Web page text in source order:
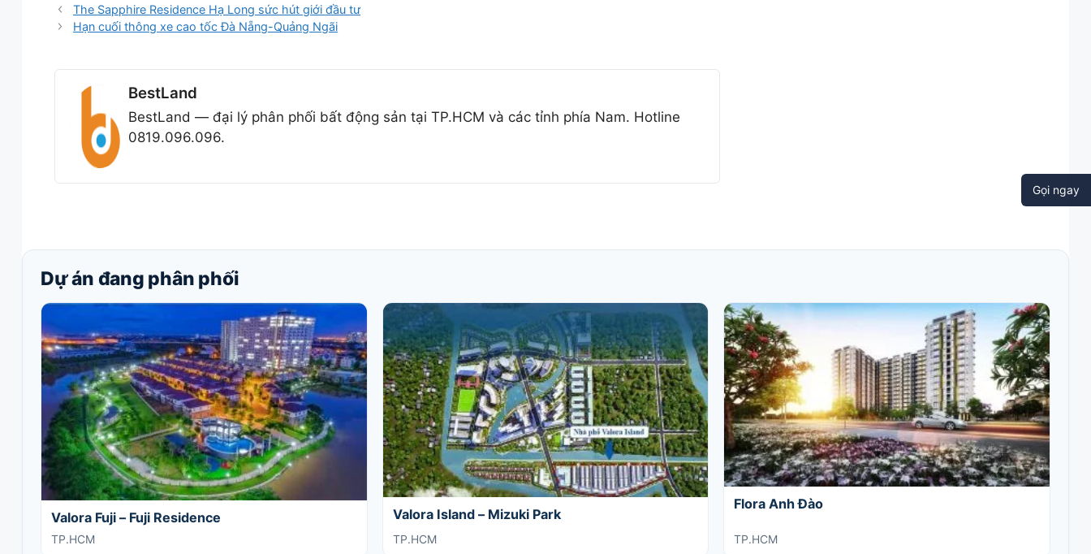
mục
The Sapphire Residence Hạ Long sức hút giới đầu tư
Hạn cuối thông xe cao tốc Đà Nẵng-Quảng Ngãi
BestLand
BestLand — đại lý phân phối bất động sản tại TP.HCM và các tỉnh phía Nam. Hotline
0819.096.096.
Dự án đang phân phối
Valora Fuji – Fuji Residence
TP.HCM
Valora Island – Mizuki Park
TP.HCM
Flora Anh Đào
TP.HCM
Gọi ngay